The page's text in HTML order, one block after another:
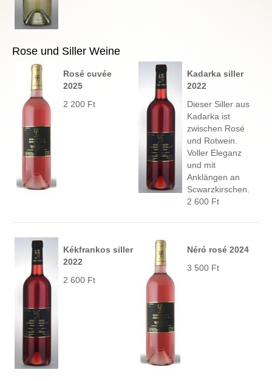
Rose und Siller Weine
Rosé cuvée
2025
2 200 Ft
Kadarka siller
2022
Dieser Siller aus
Kadarka ist
zwischen Rosé
und Rotwein.
Voller Eleganz
und mit
Anklängen an
Scwarzkirschen.
2 600 Ft
Kékfrankos siller
2022
2 600 Ft
Néró rosé 2024
3 500 Ft